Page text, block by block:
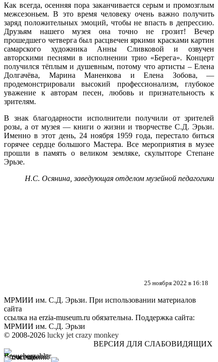
Как всегда, осенняя пора заканчивается серым и промозглым
межсезоньем. В это время человеку очень важно получить
заряд положительных эмоций, чтобы не впасть в депрессию.
Друзьям нашего музея она точно не грозит! Вечер
прошедшего четверга был расцвечен яркими красками картин
самарского художника Анны Сливковой и озвучен
авторскими песнями в исполнении трио «Берега». Концерт
получился тёплым и душевным, потому что артисты – Елена
Долгачёва, Марина Маненкова и Елена Зобова, —
продемонстрировали высокий профессионализм, глубокое
уважение к авторам песен, любовь и признательность к
зрителям.
В знак благодарности исполнители получили от зрителей
розы, а от музея — книги о жизни и творчестве С.Д. Эрьзи.
Именно в этот день, 24 ноября 1959 года, перестало биться
горячее сердце большого Мастера. Все мероприятия в музее
прошли в память о великом земляке, скульпторе Степане
Эрьзе.
Н.С. Осянина, заведующая отделом музейной педагогики
25 ноября 2022 в 16:18
МРМИИ им. С.Д. Эрьзи. При использовании материалов
сайта
ссылка на erzia-museum.ru обязательна. Поддержка сайта:
МРМИИ им. С.Д. Эрьзи
© 2008-2026 lucky jet crazy monkey
ВЕРСИЯ ДЛЯ СЛАБОВИДЯЩИХ